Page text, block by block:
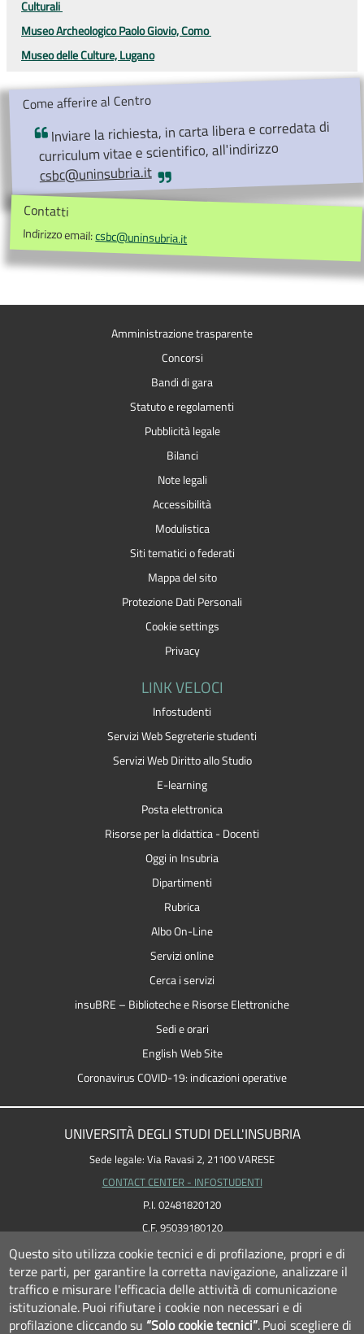
Culturali
Museo Archeologico Paolo Giovio, Como
Museo delle Culture, Lugano
Come afferire al Centro
Inviare la richiesta, in carta libera e corredata di
curriculum vitae e scientifico, all'indirizzo
csbc@uninsubria.it
Contatti
Indirizzo email:csbc@uninsubria.it
Amministrazione trasparente
Concorsi
Bandi di gara
Statuto e regolamenti
Pubblicità legale
Bilanci
Note legali
Accessibilità
Modulistica
Siti tematici o federati
Mappa del sito
Protezione Dati Personali
Cookie settings
Privacy
LINK VELOCI
Infostudenti
Servizi Web Segreterie studenti
Servizi Web Diritto allo Studio
E-learning
Posta elettronica
Risorse per la didattica - Docenti
Oggi in Insubria
Dipartimenti
Rubrica
Albo On-Line
Servizi online
Cerca i servizi
insuBRE – Biblioteche e Risorse Elettroniche
Sedi e orari
English Web Site
Coronavirus COVID-19: indicazioni operative
UNIVERSITÀ DEGLI STUDI DELL'INSUBRIA
Sede legale: Via Ravasi 2, 21100 VARESE
CONTACT CENTER - INFOSTUDENTI
P.I. 02481820120
C.F. 95039180120
PEC: ateneo@pec.uninsubria.it (vedi le altre caselle)
Questo sito utilizza cookie tecnici e di profilazione, propri e di
terze parti, per garantire la corretta navigazione, analizzare il
traffico e misurare l'efficacia delle attività di comunicazione
istituzionale.Puoi rifiutare i cookie non necessari e di
profilazione cliccando su “Solo cookie tecnici”.Puoi scegliere di